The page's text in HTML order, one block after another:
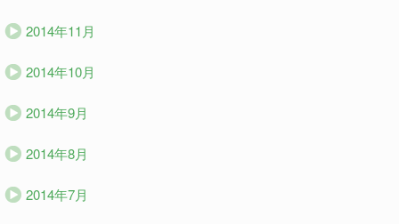
2014年11月
2014年10月
2014年9月
2014年8月
2014年7月